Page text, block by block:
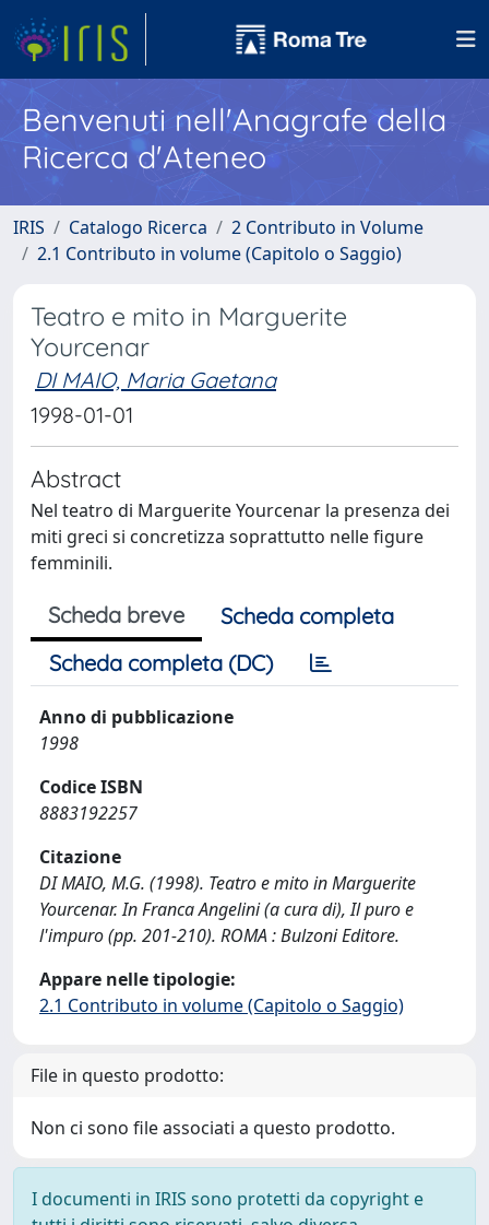
Benvenuti nell'Anagrafe della
Ricerca d'Ateneo
IRIS Catalogo Ricerca
2 Contributo in Volume
2.1 Contributo in volume (Capitolo o Saggio)
Teatro e mito in Marguerite
Yourcenar
DI MAIO, Maria Gaetana
1998-01-01
Abstract
Nel teatro di Marguerite Yourcenar la presenza dei
miti greci si concretizza soprattutto nelle figure
femminili.
Scheda breve
Scheda completa
Scheda completa (DC)
Anno di pubblicazione
1998
Codice ISBN
8883192257
Citazione
DI MAIO, M.G. (1998). Teatro e mito in Marguerite
Yourcenar. In Franca Angelini (a cura di), Il puro e
l'impuro (pp. 201-210). ROMA : Bulzoni Editore.
Appare nelle tipologie:
2.1 Contributo in volume (Capitolo o Saggio)
File in questo prodotto:
Non ci sono file associati a questo prodotto.
I documenti in IRIS sono protetti da copyright e